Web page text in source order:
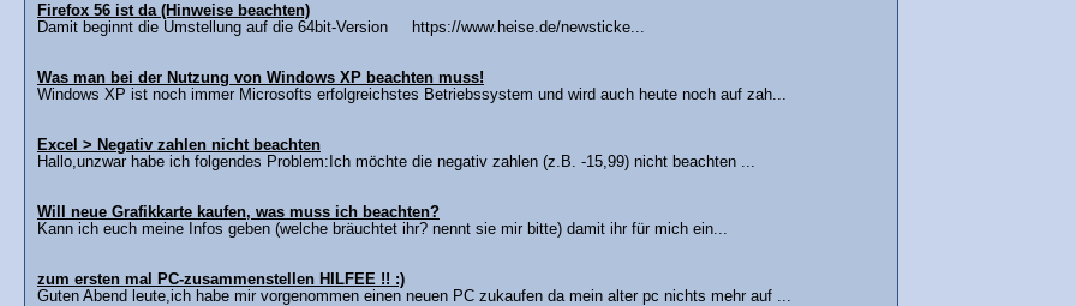
Firefox 56 ist da (Hinweise beachten)
Damit beginnt die Umstellung auf die 64bit-Version https://www.heise.de/newsticke...
Was man bei der Nutzung von Windows XP beachten muss!
Windows XP ist noch immer Microsofts erfolgreichstes Betriebssystem und wird auch heute noch auf zah...
Excel > Negativ zahlen nicht beachten
Hallo,unzwar habe ich folgendes Problem:Ich möchte die negativ zahlen (z.B. -15,99) nicht beachten ...
Will neue Grafikkarte kaufen, was muss ich beachten?
Kann ich euch meine Infos geben (welche bräuchtet ihr? nennt sie mir bitte) damit ihr für mich ein...
zum ersten mal PC-zusammenstellen HILFEE !! :)
Guten Abend leute,ich habe mir vorgenommen einen neuen PC zukaufen da mein alter pc nichts mehr auf ...